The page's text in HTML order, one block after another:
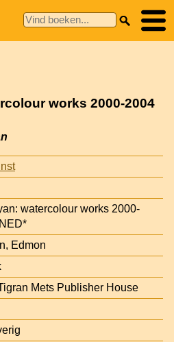
works 2000-2004
watercolour works 2000-
Edmon
Mets Publisher House